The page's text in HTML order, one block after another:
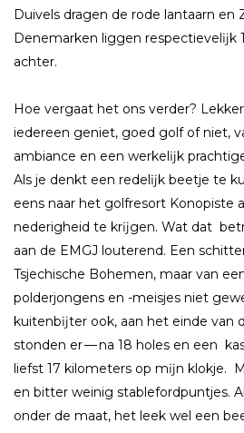
Duivels dragen de rode lantaarn en
Denemarken liggen respectievelĳk
achter.
Hoe vergaat het ons verder?
iedereen geniet, goed golf of niet,
ambiance en een werkelĳk
Als je denkt een redelĳk beetje te
eens naar het golfresort Konopiste
nederigheid te krĳgen. Wat dat
aan de EMGJ louterend. Een
Tsjechische Bohemen, maar van
polderjongens en -meisjes niet
kuitenbĳter ook, aan het einde van
stonden er — na 18 holes en een
liefst 17 kilometers op mĳn klokje.
en bitter weinig stablefordpuntjes.
onder de maat, het leek wel een